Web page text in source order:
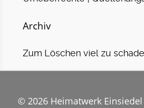
Archiv
Zum Löschen viel zu schade
© 2026 Heimatwerk